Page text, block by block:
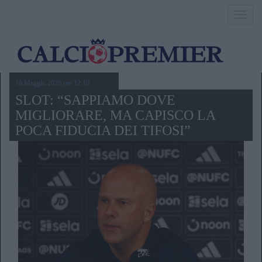
16 Maggio 2026,ore 12.10
SLOT: “SAPPIAMO DOVE
MIGLIORARE, MA CAPISCO LA
POCA FIDUCIA DEI TIFOSI”